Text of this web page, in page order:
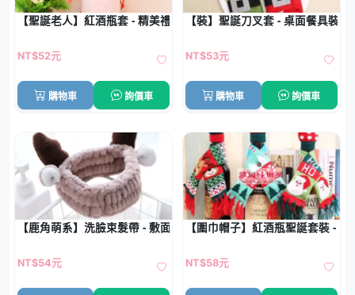
【聖誕老人】紅酒瓶套 - 精美禮品香檳裝飾袋
NT$52元
購物車 詢價車
【裝】聖誕刀叉套 - 桌面餐具裝飾
NT$53元
購物車 詢價車
【鹿角萌系】洗臉束髮帶 - 敷面膜化妝必備
NT$54元
【圍巾帽子】紅酒瓶聖誕套裝 -
NT$58元